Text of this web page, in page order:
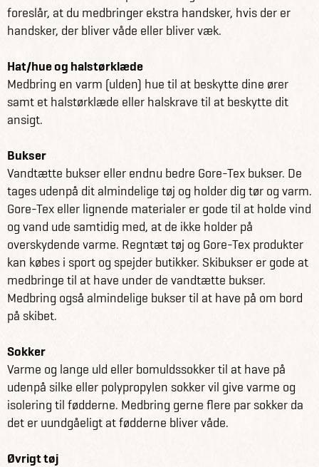
foreslår, at du medbringer ekstra handsker, hvis der er
handsker, der bliver våde eller bliver væk.
Hat/hue og halstørklæde
Medbring en varm (ulden) hue til at beskytte dine ører
samt et halstørklæde eller halskrave til at beskytte dit
ansigt.
Bukser
Vandtætte bukser eller endnu bedre Gore-Tex bukser. De
tages udenpå dit almindelige tøj og holder dig tør og varm.
Gore-Tex eller lignende materialer er gode til at holde vind
og vand ude samtidig med, at de ikke holder på
overskydende varme. Regntæt tøj og Gore-Tex produkter
kan købes i sport og spejder butikker. Skibukser er gode at
medbringe til at have under de vandtætte bukser.
Medbring også almindelige bukser til at have på om bord
på skibet.
Sokker
Varme og lange uld eller bomuldssokker til at have på
udenpå silke eller polypropylen sokker vil give varme og
isolering til fødderne. Medbring gerne flere par sokker da
det er uundgåeligt at fødderne bliver våde.
Øvrigt tøj